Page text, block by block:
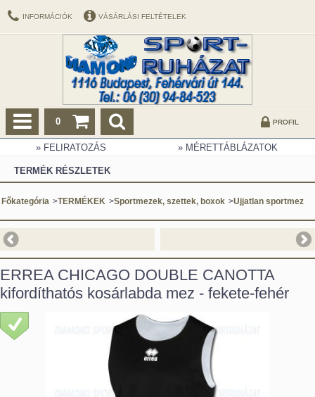
INFORMÁCIÓK VÁSÁRLÁSI FELTÉTELEK
0 PROFIL
» FELIRATOZÁS » MÉRETTÁBLÁZATOK
TERMÉK RÉSZLETEK
Főkategória >TERMÉKEK >Sportmezek, szettek, boxok >Ujjatlan sportmez
ERREA CHICAGO DOUBLE CANOTTA
kifordíthatós kosárlabda mez - fekete-fehér